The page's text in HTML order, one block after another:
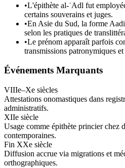
•L'épithète al‑ʿAdl fut
certains souverains et juges.
•En Asie du Sud, la forme
selon les pratiques de
•Le prénom apparaît parfois
transmissions patronymiques
Événements Marquants
VIIIe–Xe siècles
Attestations onomastiques dans
administratifs.
XIIe siècle
Usage comme épithète princier chez
contemporaines.
Fin XXe siècle
Diffusion accrue via migrations et
orthographiques.